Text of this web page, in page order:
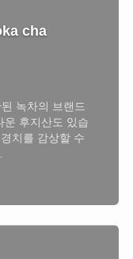
cha
녹차의 브랜드
운 후지산도 있습
치를 감상할 수